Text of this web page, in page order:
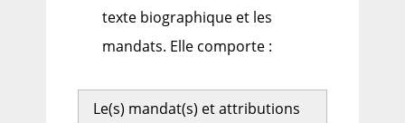
texte biographique et les
mandats. Elle comporte :
Le(s) mandat(s) et attributions